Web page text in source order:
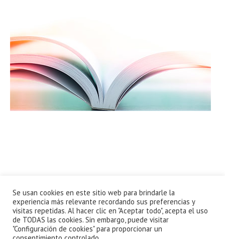
Se usan cookies en este sitio web para brindarle la
experiencia más relevante recordando sus preferencias y
visitas repetidas. Al hacer clic en "Aceptar todo", acepta el uso
de TODAS las cookies. Sin embargo, puede visitar
"Configuración de cookies" para proporcionar un